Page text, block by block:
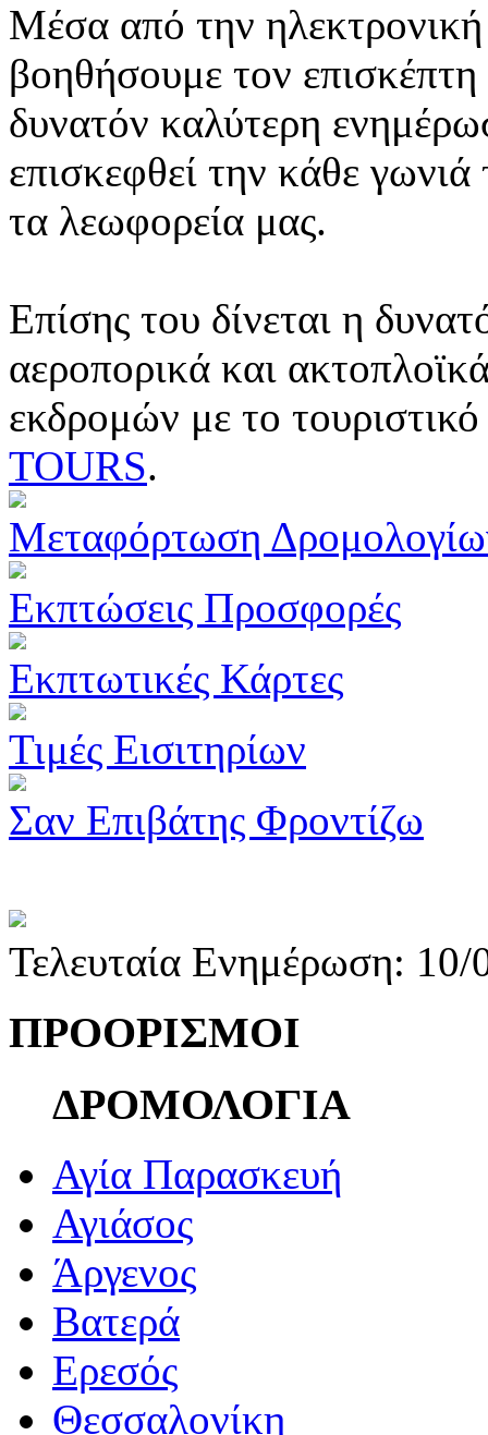
Μέσα από την ηλεκτρονική
βοηθήσουμε τον
δυνατόν καλύτερη
επισκεφθεί την κάθε
τα λεωφορεία μας.
Επίσης του δίνεται η
αεροπορικά και
εκδρομών με το
TOURS.
Μεταφόρτωση
Εκπτώσεις Προσφορές
Εκπτωτικές Κάρτες
Τιμές Εισιτηρίων
Σαν Επιβάτης Φροντίζω
Τελευταία Ενημέρωση:
ΠΡΟΟΡΙΣΜΟΙ
ΔΡΟΜΟΛΟΓΙΑ
Αγία Παρασκευή
Αγιάσος
Άργενος
Βατερά
Ερεσός
Θεσσαλονίκη